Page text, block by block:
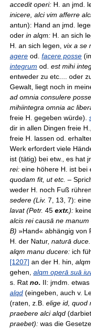
accedit operi: H. an jmd.
inicere, alci vim afferre
antun): Hand an jmd.
oder in alqm: H. an sich
H. an sich legen, vix a se
agere od. facere posse
integrum od. est mihi
entweder zu etc.... oder
Gewalt, liegt noch in
ad omnia consulere
mihiintegra omnia ac
freie H. gegeben würde).
dir in allen Dingen freie H.,
freie H. lassen od.
Werk erfordert viele
ist (tätig) bei etw., es hat
rei: eine höhere H. ist bei
quodam fit, ut etc. –
weder H. noch Fuß
sedere (Liv. 7, 13, 7):
lavat (Petr. 45 extr.):
alcis rei causā ne
B) »Hand« abhängig von
H. der Natur, naturā duce.
alqm manu ducere: ich
[1207] an der H. hin,
gehen, alqm operā suā
s. Rat no. II: jmdm.
alqd (eingeben, auch v.
(raten, z.B. elige id, quod
praebere alci alqd
praebet): was die